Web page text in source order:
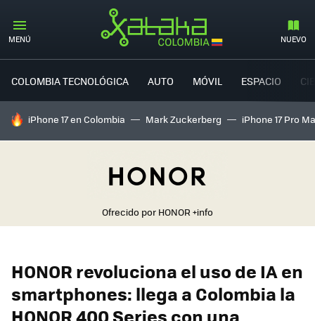
MENÚ NUEVO
COLOMBIA TECNOLÓGICA AUTO MÓVIL ESPACIO
HOY SE HABLA DE
iPhone 17 en Colombia Mark Zuckerberg iPhone 17 Pro
Ofrecido por HONOR +info
HONOR revoluciona el uso de IA en
smartphones: llega a Colombia la
HONOR 400 Series con una